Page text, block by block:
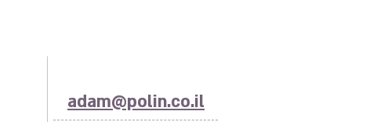
adam@polin.co.il